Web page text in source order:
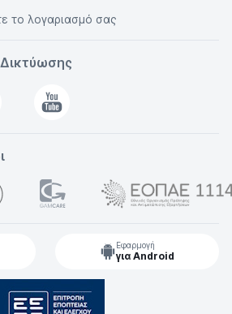
το λογαριασμό σας
Εφαρμογή
για Android